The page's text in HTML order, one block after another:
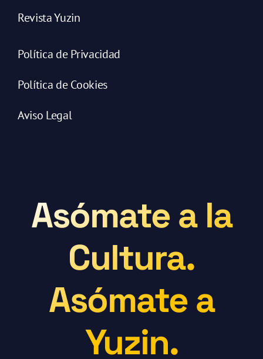
Revista Yuzin
Política de Privacidad
Política de Cookies
Aviso Legal
Asómate a la
Cultura.
Asómate a
Yuzin.